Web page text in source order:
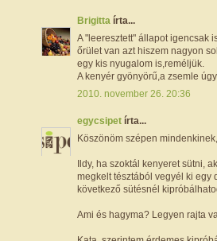
Brigitta írta...
A "leeresztett" állapot igencsak
őrület van azt hiszem nagyon
egy kis nyugalom is,reméljük.
A kenyér gyönyörű,a zsemle
2010. november 26. 20:36
egycsipet írta...
Köszönöm szépen
Ildy, ha szoktál kenyeret sütni,
megkelt tésztából vegyél ki egy
következő sütésnél
Ami és hagyma? Legyen rajta